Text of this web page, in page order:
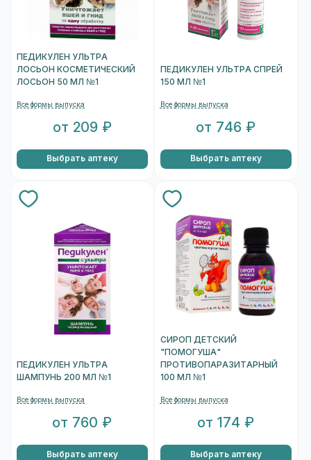
ПЕДИКУЛЕН УЛЬТРА
ЛОСЬОН КОСМЕТИЧЕСКИЙ
ЛОСЬОН 50 МЛ №1
Все формы выпуска
от 209 ₽
Выбрать аптеку
ПЕДИКУЛЕН УЛЬТРА СПРЕЙ
150 МЛ №1
Все формы выпуска
от 746 ₽
Выбрать аптеку
ПЕДИКУЛЕН УЛЬТРА
ШАМПУНЬ 200 МЛ №1
Все формы выпуска
от 760 ₽
Выбрать аптеку
СИРОП ДЕТСКИЙ
"ПОМОГУША"
ПРОТИВОПАРАЗИТАРНЫЙ
100 МЛ №1
Все формы выпуска
от 174 ₽
Выбрать аптеку